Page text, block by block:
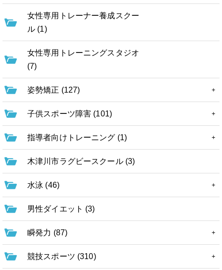
女性専用トレーナー養成スクー
ル (1)
女性専用トレーニングスタジオ
(7)
姿勢矯正 (127)
子供スポーツ障害 (101)
指導者向けトレーニング (1)
木津川市ラグビースクール (3)
水泳 (46)
男性ダイエット (3)
瞬発力 (87)
競技スポーツ (310)